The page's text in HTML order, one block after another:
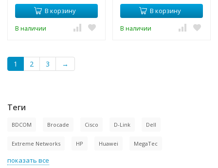
В корзину
В наличии
В корзину
В наличии
1 2 3 →
Теги
BDCOM Brocade Cisco D-Link Dell
Extreme Networks HP Huawei MegaTec
показать все